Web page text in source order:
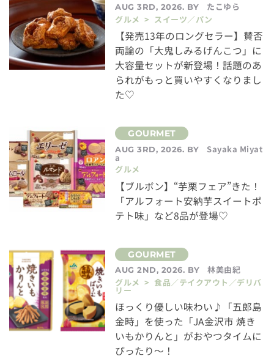
AUG 3RD, 2026. BY
たこゆら
グルメ > スイーツ／パン
【発売13年のロングセラー】賛否
両論の「大鬼しみるげんこつ」に
大容量セットが新登場！話題のあ
られがもっと買いやすくなりまし
た♡
AUG 3RD, 2026. BY Sayaka Miyat
a
グルメ
【ブルボン】“芋栗フェア”きた！
「アルフォート安納芋スイートポ
テト味」など8品が登場♡
AUG 2ND, 2026. BY
林美由紀
グルメ > 食品／テイクアウト／デリバ
リー
ほっくり優しい味わい♪「五郎島
金時」を使った「JA金沢市 焼き
いもかりんと」がおやつタイムに
ぴったり～！